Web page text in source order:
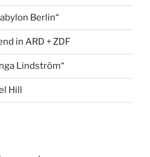
Berlin“
in ARD + ZDF
Lindström“
Hill